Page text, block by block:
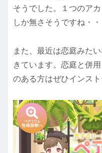
そうでした。１つのア
しか無さそうですね・・
また、最近は恋庭みた
きています。恋庭と併
のある方はぜひインス